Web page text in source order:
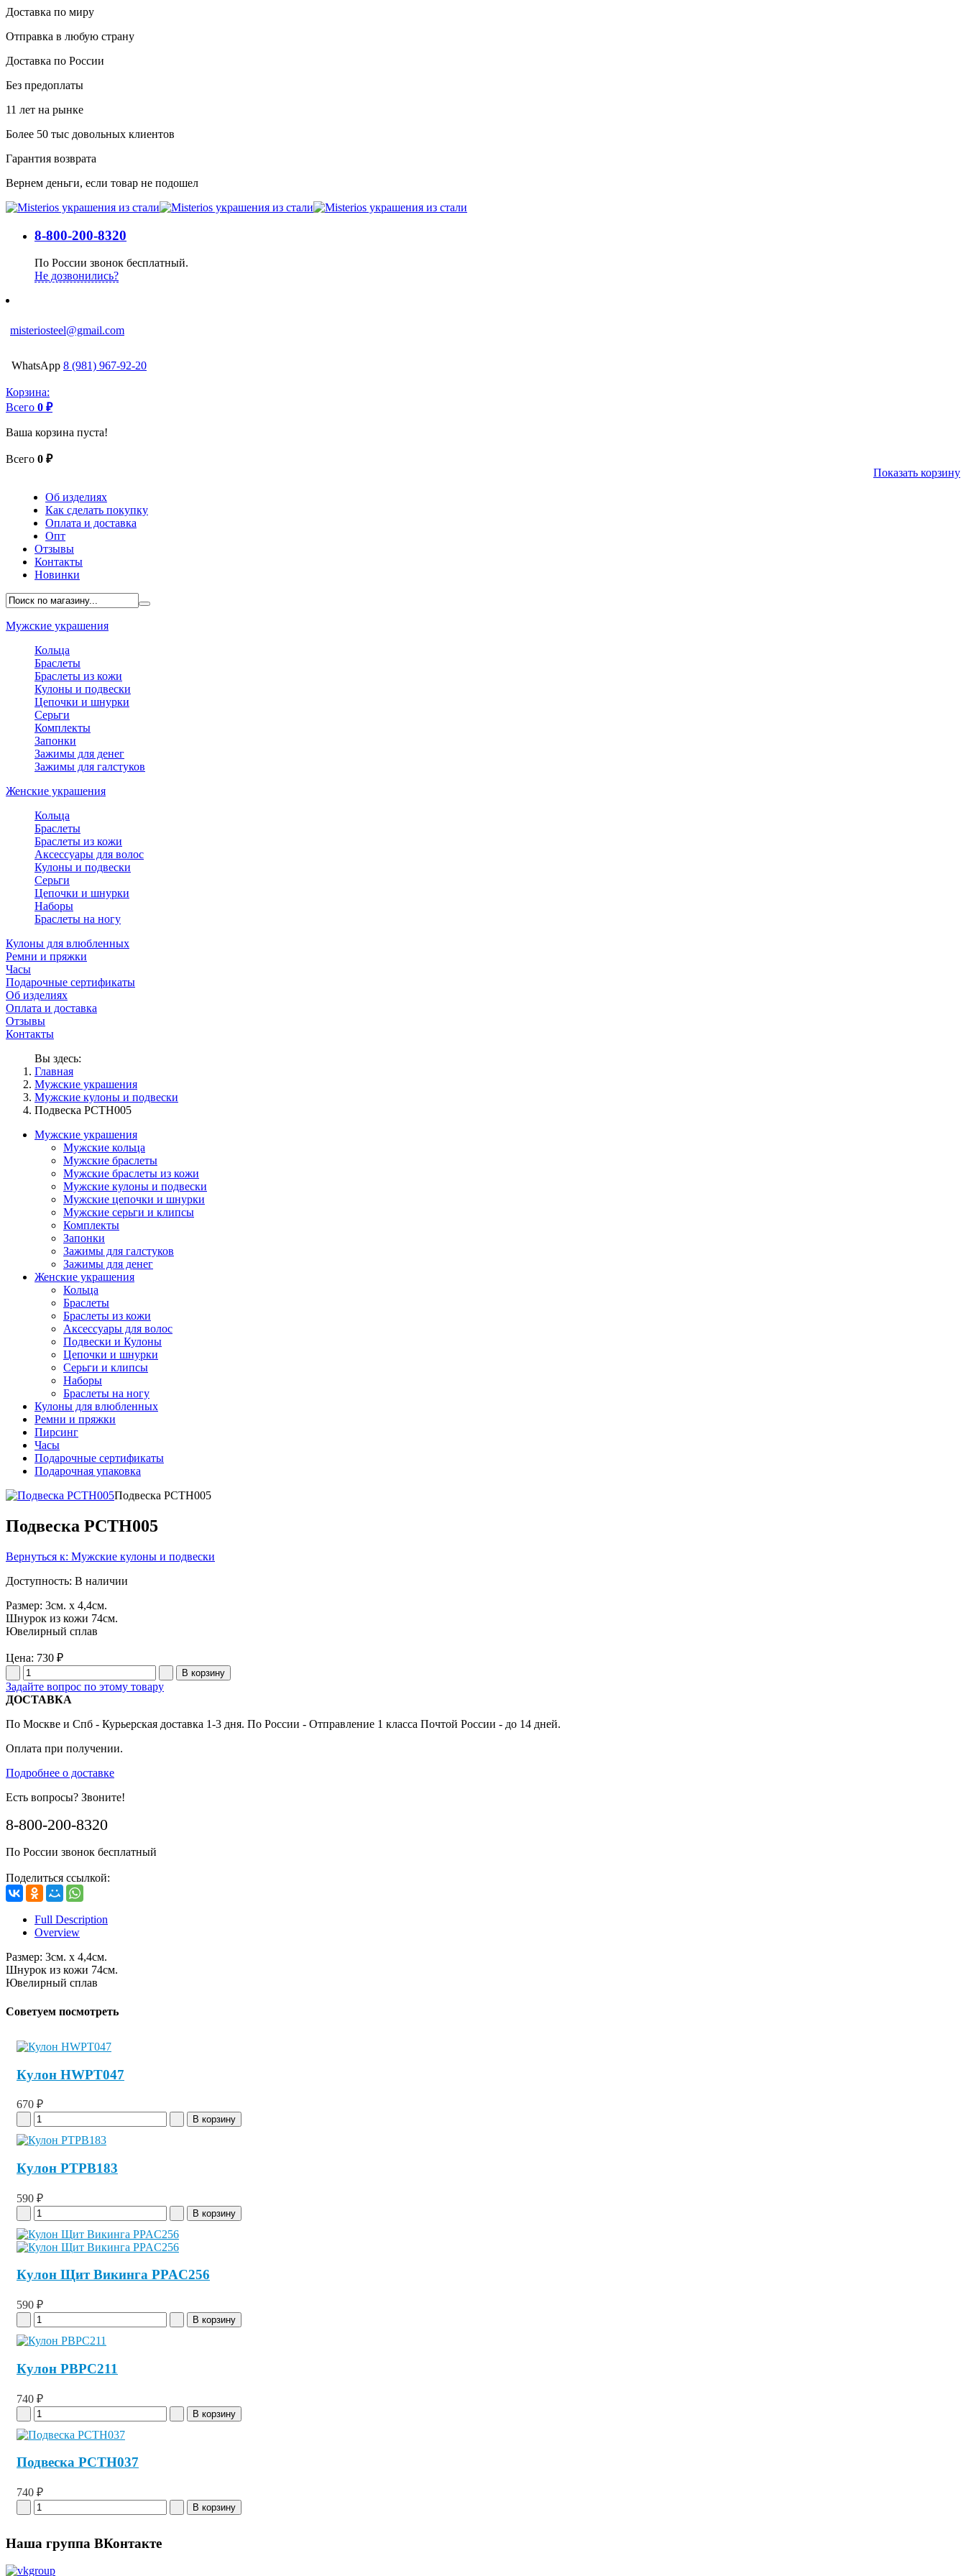
Доставка по миру
Отправка в любую страну
Доставка по России
Без предоплаты
11 лет на рынке
Более 50 тыс довольных клиентов
Гарантия возврата
Вернем деньги, если товар не подошел
8-800-200-8320
По России звонок бесплатный.
Не дозвонились?
misteriosteel@gmail.com
WhatsApp 8 (981) 967-92-20
Корзина:
Всего 0 ₽
Ваша корзина пуста!
Всего 0 ₽
Показать корзину
Об изделиях
Как сделать покупку
Оплата и доставка
Опт
Отзывы
Контакты
Новинки
Мужские украшения
Кольца
Браслеты
Браслеты из кожи
Кулоны и подвески
Цепочки и шнурки
Серьги
Комплекты
Запонки
Зажимы для денег
Зажимы для галстуков
Женские украшения
Кольца
Браслеты
Браслеты из кожи
Аксессуары для волос
Кулоны и подвески
Серьги
Цепочки и шнурки
Наборы
Браслеты на ногу
Кулоны для влюбленных
Ремни и пряжки
Часы
Подарочные сертификаты
Об изделиях
Оплата и доставка
Отзывы
Контакты
Вы здесь:
Главная
Мужские украшения
Мужские кулоны и подвески
Подвеска PCTH005
Мужские украшения
Мужские кольца
Мужские браслеты
Мужские браслеты из кожи
Мужские кулоны и подвески
Мужские цепочки и шнурки
Мужские серьги и клипсы
Комплекты
Запонки
Зажимы для галстуков
Зажимы для денег
Женские украшения
Кольца
Браслеты
Браслеты из кожи
Аксессуары для волос
Подвески и Кулоны
Цепочки и шнурки
Серьги и клипсы
Наборы
Браслеты на ногу
Кулоны для влюбленных
Ремни и пряжки
Пирсинг
Часы
Подарочные сертификаты
Подарочная упаковка
Подвеска PCTH005
Подвеска PCTH005
Вернуться к: Мужские кулоны и подвески
Доступность: В наличии
Размер: 3см. x 4,4см.
Шнурок из кожи 74см.
Ювелирный сплав
Цена: 730 ₽
Задайте вопрос по этому товару
ДОСТАВКА
По Москве и Спб - Курьерская доставка 1-3 дня. По России - Отправление 1 класса Почтой России - до 14 дней.
Оплата при получении.
Подробнее о доставке
Есть вопросы? Звоните!
8-800-200-8320
По России звонок бесплатный
Поделиться ссылкой:
Full Description
Overview
Размер: 3см. x 4,4см.
Шнурок из кожи 74см.
Ювелирный сплав
Советуем посмотреть
Кулон HWPT047
670 ₽
Кулон PTPB183
590 ₽
Кулон Щит Викинга PPAC256
590 ₽
Кулон PBPC211
740 ₽
Подвеска PCTH037
740 ₽
Наша группа ВКонтакте